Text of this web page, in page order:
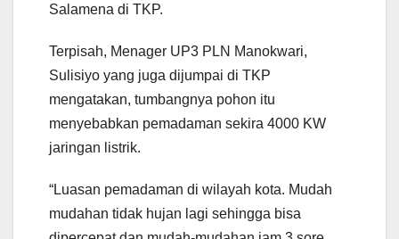
Salamena di TKP.
Terpisah, Menager UP3 PLN Manokwari,
Sulisiyo yang juga dijumpai di TKP
mengatakan, tumbangnya pohon itu
menyebabkan pemadaman sekira 4000 KW
jaringan listrik.
“Luasan pemadaman di wilayah kota. Mudah
mudahan tidak hujan lagi sehingga bisa